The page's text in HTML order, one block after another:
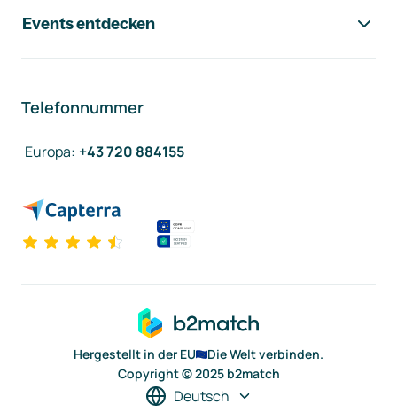
Events entdecken
Telefonnummer
Europa: +43 720 884155
Hergestellt in der EU
Die Welt verbinden.
Copyright © 2025 b2match
Deutsch